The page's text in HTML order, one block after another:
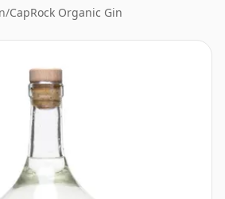
/CapRock Organic Gin